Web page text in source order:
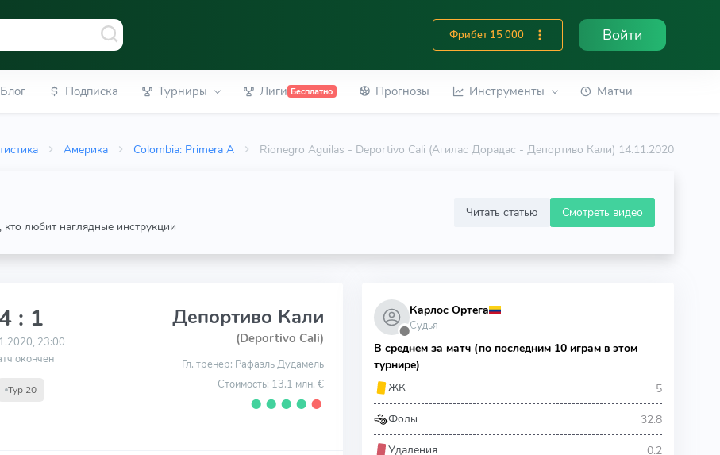
Фрибет 15 000 Войти
Блог Подписка Турниры Лиги Бесплатно Прогнозы Инструменты Матчи
Америка Colombia: Primera A Rionegro Aguilas - Deportivo Cali (Агилас Дорадас - Депортиво Кали) 14.11.2020
любит наглядные инструкции
Читать статью Смотреть видео
: 1
23:00
окончен
Тур 20
Депортиво Кали
(Deportivo Cali)
Гл. тренер: Рафаэль Дудамель
Стоимость: 13.1 млн. €
⬤ ⬤ ⬤ ⬤ ⬤
⬤
Карлос Ортега
Судья
В среднем за матч (по последним 10 играм в этом
турнире)
ЖК
5
Фолы 32.8
Удаления 0.2